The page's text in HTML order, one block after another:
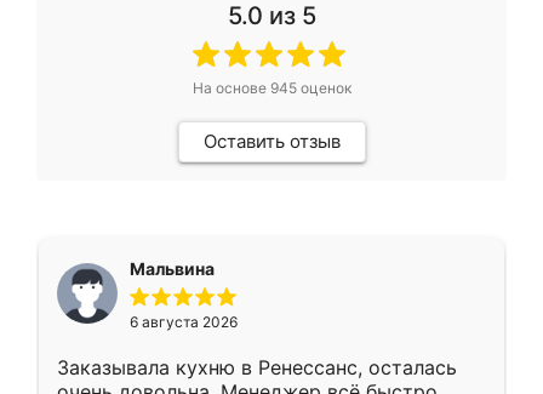
5.0 из 5
На основе 945оценок
Оставить отзыв
Мальвина
6 августа 2026
Заказывала кухню в Ренессанс, осталась